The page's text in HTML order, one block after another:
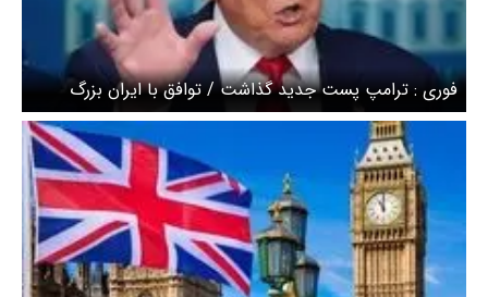
فوری : ترامپ پست جدید گذاشت / توافق با ایران بزرگ
خواهد بود + عکس